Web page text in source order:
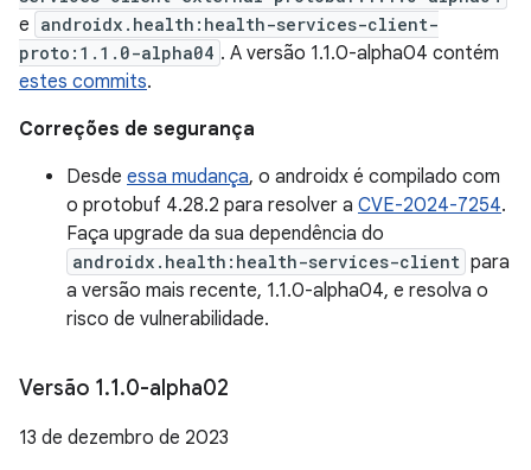
e androidx.health:health-services-client-
proto:1.1.0-alpha04 . A versão 1.1.0-alpha04 contém
estes commits.
Correções de segurança
Desde essa mudança, o androidx é compilado com
o protobuf 4.28.2 para resolver a CVE-2024-7254.
Faça upgrade da sua dependência do
androidx.health:health-services-client para
a versão mais recente, 1.1.0-alpha04, e resolva o
risco de vulnerabilidade.
Versão 1.1.0-alpha02
13 de dezembro de 2023